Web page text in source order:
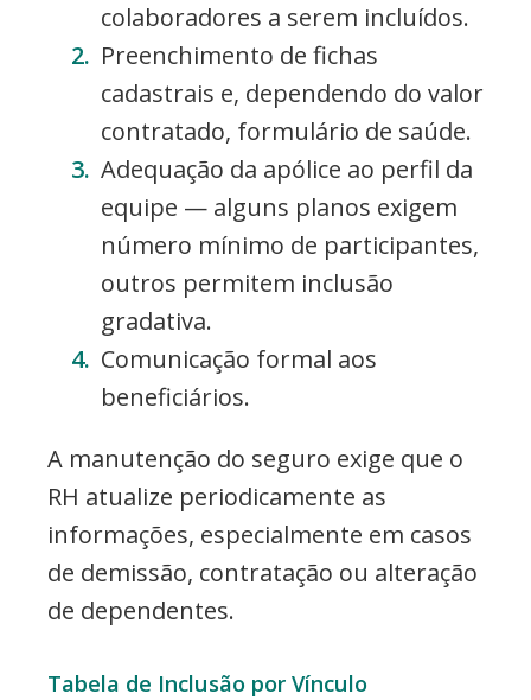
colaboradores a serem incluídos.
Preenchimento de fichas
cadastrais e, dependendo do valor
contratado, formulário de saúde.
Adequação da apólice ao perfil da
equipe — alguns planos exigem
número mínimo de participantes,
outros permitem inclusão
gradativa.
Comunicação formal aos
beneficiários.
A manutenção do seguro exige que o
RH atualize periodicamente as
informações, especialmente em casos
de demissão, contratação ou alteração
de dependentes.
Tabela de Inclusão por Vínculo